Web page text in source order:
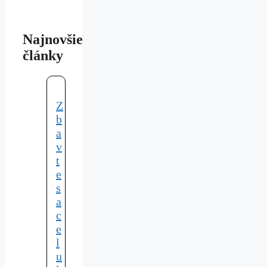
Najnovšie
články
Z
b
a
v
t
e
s
a
c
e
l
u